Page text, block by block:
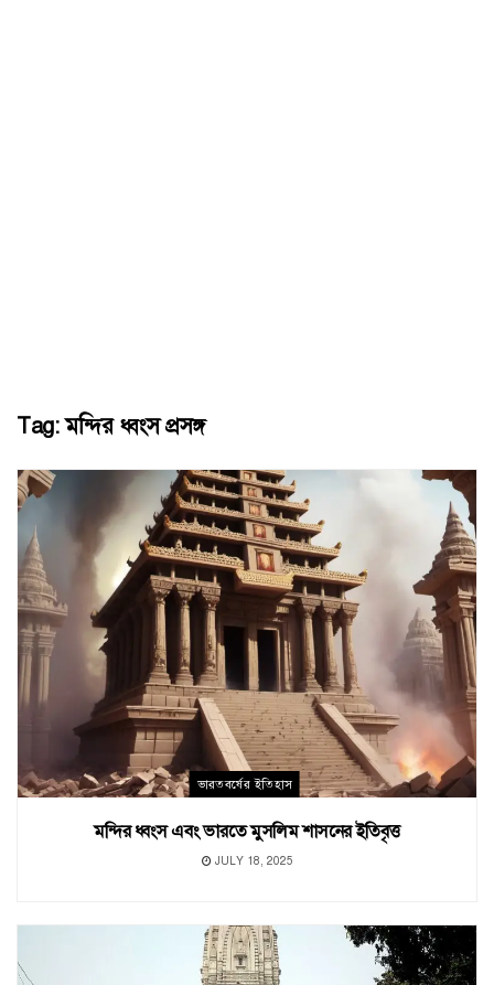
Tag:মন্দির ধ্বংস প্রসঙ্গ
ভারতবর্ষের ইতিহাস
মন্দির ধ্বংস এবং ভারতে মুসলিম শাসনের ইতিবৃত্ত
JULY 18, 2025